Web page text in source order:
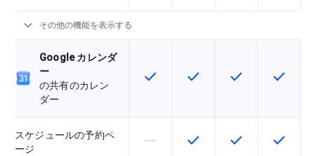
expand_more その他の機能を表示する
Google カレンダ
ー
の共有のカレン
ダー
この機能は該当の SKU で利用で
check この機能は該当の SKU
check この機能は該当
check この機
check
スケジュールの予約ペ
ージ
この機能は該当の SKU でサポー
horizontal_rule この機能は該当の SKU
check この機能は該当
check この機
check